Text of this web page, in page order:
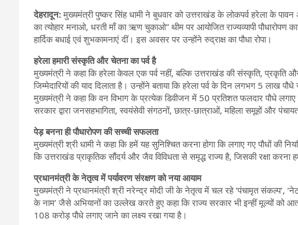
देहरादून:मुख्यमंत्री पुष्कर सिंह धामी ने बुधवार को उत्तराखंड के लोकपर्व हरेला के
का त्योहार मनाओ, धरती माँ का ऋण चुकाओ” थीम पर आयोजित राज्यव्यापी पौधारोपण
हार्दिक बधाई एवं शुभकामनाएं दीं। इस अवसर पर उन्होंने रुद्राक्ष का पौधा रोपा।
हरेला हमारी संस्कृति और चेतना का पर्व है
मुख्यमंत्री ने कहा कि हरेला केवल एक पर्व नहीं, बल्कि उत्तराखंड की संस्कृति, प्रकृति
जिम्मेदारियों की याद दिलाता है। उन्होंने बताया कि हरेला पर्व के दिन लगभग 5 लाख पौधे
मुख्यमंत्री ने कहा कि वन विभाग के प्रत्येक डिवीजन में 50 प्रतिशत फलदार पौधे लगाए
सरकार द्वारा जनसहभागिता, स्वयंसेवी संगठनों, छात्र-छात्राओं, महिला समूहों और
पेड़ बनना ही पौधारोपण की सच्ची सफलता
मुख्यमंत्री श्री धामी ने कहा कि हमें यह सुनिश्चित करना होगा कि लगाए गए पौधों
कि उत्तराखंड प्राकृतिक सौंदर्य और जैव विविधता से समृद्ध राज्य है, जिसकी रक्षा करना
प्रधानमंत्री के नेतृत्व में पर्यावरण संरक्षण को नया आयाम
मुख्यमंत्री ने प्रधानमंत्री श्री नरेन्द्र मोदी जी के नेतृत्व में चल रहे ‘पंचामृत संकल्प’,
के नाम’ जैसे अभियानों का उल्लेख करते हुए कहा कि राज्य सरकार भी इन्हीं मूल्यों को
108 करोड़ पौधे लगाए जाने का लक्ष्य रखा गया है।